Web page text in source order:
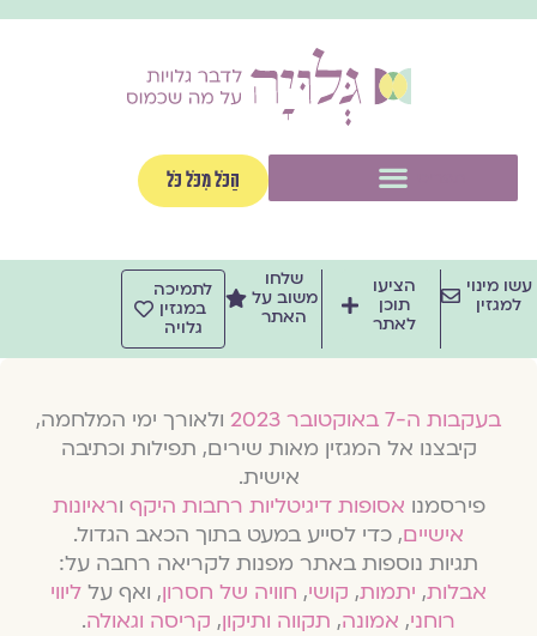
הַכֹּל מִכֹּל כֹּל
מינוי
למגזין
הציעו
תוכן
לאתר
שלחו
משוב על
האתר
לתמיכה
במגזין
גלויה
בעקבות ה-7 באוקטובר 2023
ולאורך ימי המלחמה,
קיבצנו אל המגזין מאות שירים, תפילות וכתיבה
אישית.
פירסמנואסופות דיגיטליות רחבות היקףוראיונות
אישיים, כדי לסייע במעט בתוך הכאב הגדול.
תגיות נוספות באתר מפנות לקריאה רחבה על:
אבלות,יתמות,קושי,חוויה של חסרון, ואף עלליווי
רוחני,אמונה,תקווה ותיקון,קריסה וגאולה.